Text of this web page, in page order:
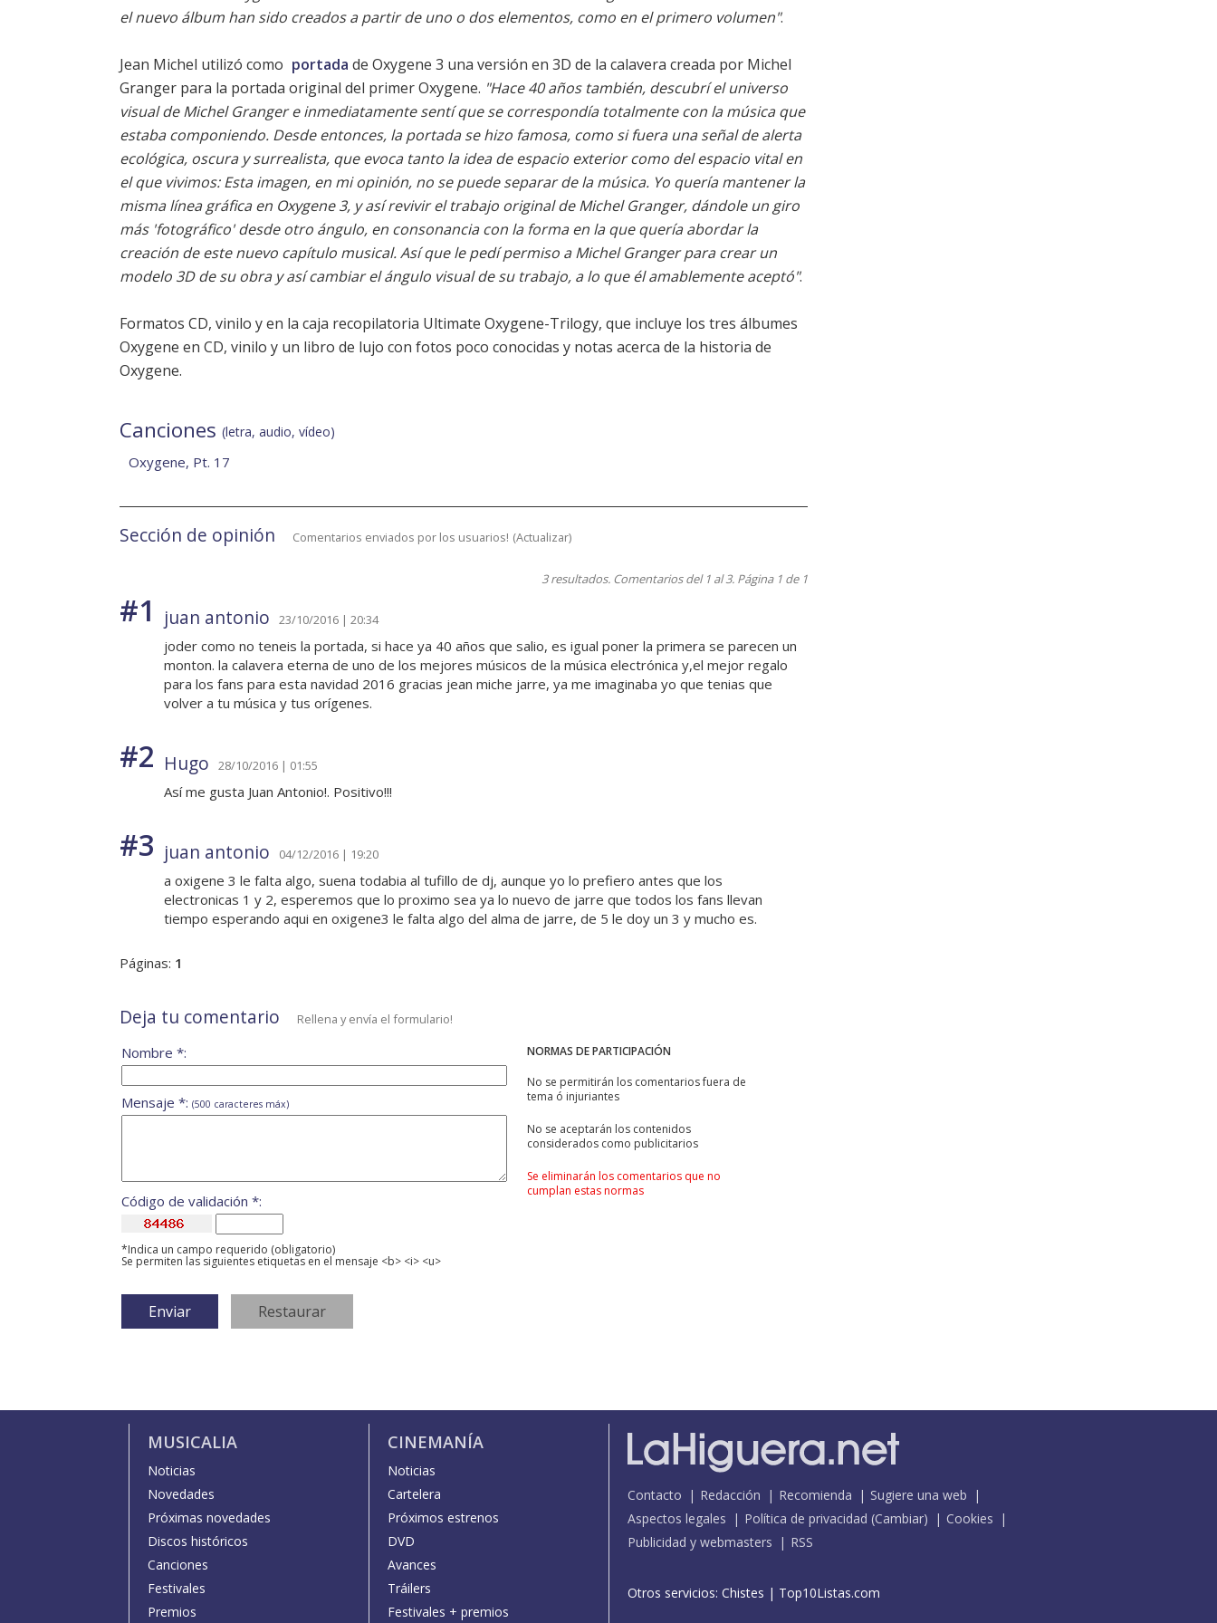
el nuevo álbum han sido creados a partir de uno o dos elementos, como en el primero volumen".
Jean Michel utilizó como portada de Oxygene 3 una versión en 3D de la calavera creada por Michel
Granger para la portada original del primer Oxygene. "Hace 40 años también, descubrí el universo
visual de Michel Granger e inmediatamente sentí que se correspondía totalmente con la música que
estaba componiendo. Desde entonces, la portada se hizo famosa, como si fuera una señal de alerta
ecológica, oscura y surrealista, que evoca tanto la idea de espacio exterior como del espacio vital en
el que vivimos: Esta imagen, en mi opinión, no se puede separar de la música. Yo quería mantener la
misma línea gráfica en Oxygene 3, y así revivir el trabajo original de Michel Granger, dándole un giro
más 'fotográfico' desde otro ángulo, en consonancia con la forma en la que quería abordar la
creación de este nuevo capítulo musical. Así que le pedí permiso a Michel Granger para crear un
modelo 3D de su obra y así cambiar el ángulo visual de su trabajo, a lo que él amablemente aceptó".
Formatos CD, vinilo y en la caja recopilatoria Ultimate Oxygene-Trilogy, que incluye los tres álbumes
Oxygene en CD, vinilo y un libro de lujo con fotos poco conocidas y notas acerca de la historia de
Oxygene.
Canciones (letra, audio, vídeo)
Oxygene, Pt. 17
Sección de opinión Comentarios enviados por los usuarios! (Actualizar)
3 resultados. Comentarios del 1 al 3. Página 1 de 1
#1 juan antonio 23/10/2016 | 20:34
joder como no teneis la portada, si hace ya 40 años que salio, es igual poner la primera se parecen un
monton. la calavera eterna de uno de los mejores músicos de la música electrónica y,el mejor regalo
para los fans para esta navidad 2016 gracias jean miche jarre, ya me imaginaba yo que tenias que
volver a tu música y tus orígenes.
#2 Hugo 28/10/2016 | 01:55
Así me gusta Juan Antonio!. Positivo!!!
#3 juan antonio 04/12/2016 | 19:20
a oxigene 3 le falta algo, suena todabia al tufillo de dj, aunque yo lo prefiero antes que los
electronicas 1 y 2, esperemos que lo proximo sea ya lo nuevo de jarre que todos los fans llevan
tiempo esperando aqui en oxigene3 le falta algo del alma de jarre, de 5 le doy un 3 y mucho es.
Páginas: 1
Deja tu comentario Rellena y envía el formulario!
NORMAS DE PARTICIPACIÓN
No se permitirán los comentarios fuera de
tema ó injuriantes
No se aceptarán los contenidos
considerados como publicitarios
Se eliminarán los comentarios que no
cumplan estas normas
Nombre *:
Mensaje *: (500 caracteres máx)
Código de validación *:
*Indica un campo requerido (obligatorio)
Se permiten las siguientes etiquetas en el mensaje <b> <i> <u>
MUSICALIA
Noticias
Novedades
Próximas novedades
Discos históricos
Canciones
Festivales
Premios
CINEMANÍA
Noticias
Cartelera
Próximos estrenos
DVD
Avances
Tráilers
Festivales + premios
Contacto Redacción Recomienda
Sugiere una web
Aspectos legales
Política de privacidad (Cambiar)
Cookies
Publicidad y webmasters
RSS
Otros servicios: Chistes | Top10Listas.com